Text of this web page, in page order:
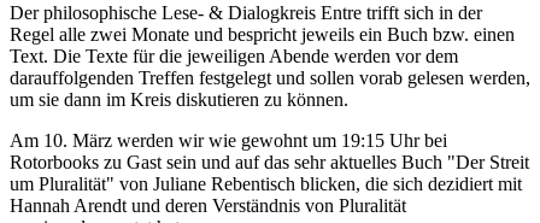
Der philosophische Lese- & Dialogkreis Entre trifft sich in der
Regel alle zwei Monate und bespricht jeweils ein Buch bzw. einen
Text. Die Texte für die jeweiligen Abende werden vor dem
darauffolgenden Treffen festgelegt und sollen vorab gelesen werden,
um sie dann im Kreis diskutieren zu können.
Am 10. März werden wir wie gewohnt um 19:15 Uhr bei
Rotorbooks zu Gast sein und auf das sehr aktuelles Buch "Der Streit
um Pluralität" von Juliane Rebentisch blicken, die sich dezidiert mit
Hannah Arendt und deren Verständnis von Pluralität